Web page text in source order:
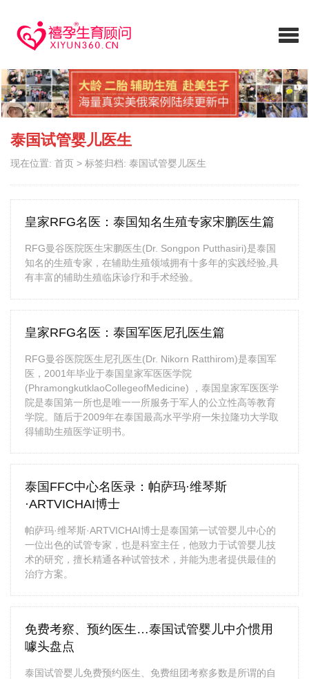
泰国试管婴儿医生
现在位置: 首页 > 标签归档: 泰国试管婴儿医生
皇家RFG名医：泰国知名生殖专家宋鹏医生篇
RFG曼谷医院医生宋鹏医生(Dr. Songpon Putthasiri)是泰国
知名的生殖专家，在辅助生殖领域拥有十多年的实践经验,具
有丰富的辅助生殖临床诊疗和手术经验。
皇家RFG名医：泰国军医尼孔医生篇
RFG曼谷医院医生尼孔医生(Dr. Nikorn Ratthirom)是泰国军
医，2001年毕业于泰国皇家军医医学院
(PhramongkutklaoCollegeofMedicine) ，泰国皇家军医医学
院是泰国第一所也是唯一一所服务于军人的公立性高等教育
学院。随后于2009年在泰国最高水平学府一朱拉隆功大学取
得辅助生殖医学证明书。
泰国FFC中心名医录：帕萨玛·维琴斯
·ARTVICHAI博士
帕萨玛·维琴斯·ARTVICHAI博士是泰国第一试管婴儿中心的
一位出色的试管专家，也是科室主任，他致力于试管婴儿技
术的研究，擅长精通各种试管技术，并能为患者提供最佳的
治疗方案。
免费考察、预约医生…泰国试管婴儿中介惯用
噱头盘点
泰国试管婴儿免费预约医生、免费组团考察多数是所谓的自